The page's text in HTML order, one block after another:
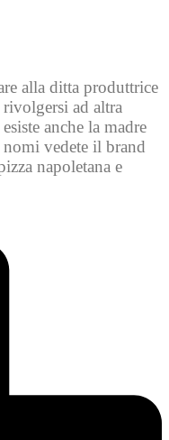
alla ditta produttrice
ad altra
anche la madre
nomi vedete il brand
napoletana e